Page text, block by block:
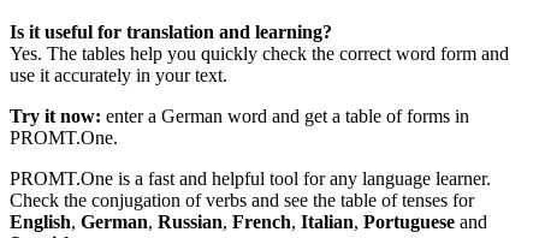
Is it useful for translation and learning?
Yes. The tables help you quickly check the correct word form and
use it accurately in your text.
Try it now: enter a German word and get a table of forms in
PROMT.One.
PROMT.One is a fast and helpful tool for any language learner.
Check the conjugation of verbs and see the table of tenses for
English, German, Russian, French, Italian, Portuguese and